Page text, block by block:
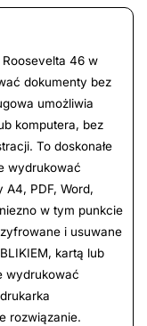
46 w
dokumenty bez
umożliwia
komputera, bez
To doskonałe
wydrukować
A4, PDF, Word,
w tym punkcie
i usuwane
kartą lub
wydrukować
rozwiązanie.